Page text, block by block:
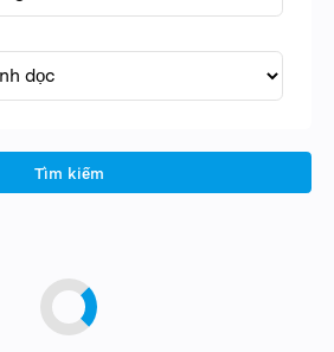
Tìm kiếm